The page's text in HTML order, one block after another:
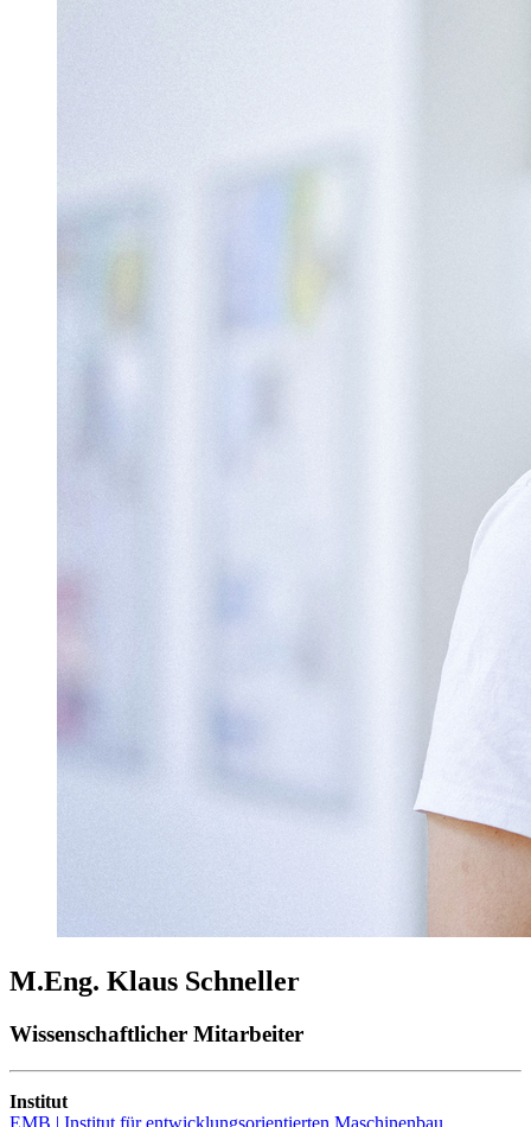
M.Eng. Klaus Schneller
Wissenschaftlicher Mitarbeiter
Institut
EMB | Institut für entwicklungsorientierten Maschinenbau